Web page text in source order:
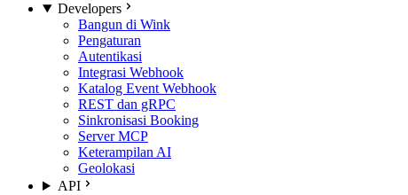
Developers
Bangun di Wink
Pengaturan
Autentikasi
Integrasi Webhook
Katalog Event Webhook
REST dan gRPC
Sinkronisasi Booking
Server MCP
Keterampilan AI
Geolokasi
API